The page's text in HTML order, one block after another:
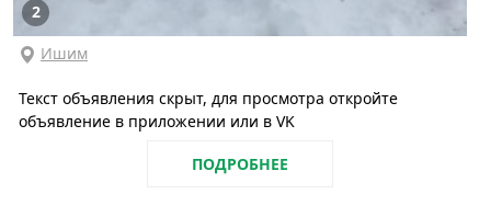
2
Ишим
Текст объявления скрыт, для просмотра откройте
объявление в приложении или в VK
ПОДРОБНЕЕ